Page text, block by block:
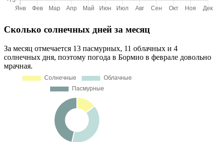
Сколько солнечных дней за месяц
За месяц отмечается 13 пасмурных, 11 облачных и 4
солнечных дня, поэтому погода в Бормио в феврале довольно
мрачная.